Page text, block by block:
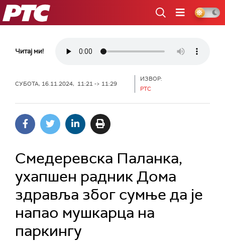
РТС
Читај ми!
СУБОТА, 16.11.2024, 11:21 -> 11:29
ИЗВОР:
РТС
Смедеревска Паланка,
ухапшен радник Дома
здравља због сумње да је
напао мушкарца на
паркингу